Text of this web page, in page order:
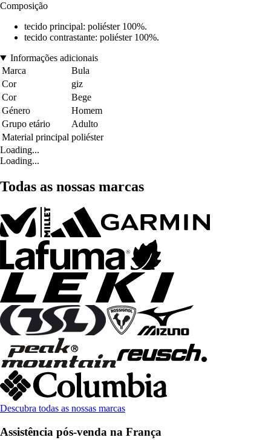
Composição
tecido principal: poliéster 100%.
tecido contrastante: poliéster 100%.
Informações adicionais
Marca
Bula
Cor
giz
Cor
Bege
Género
Homem
Grupo etário
Adulto
Material principal poliéster
Loading...
Loading...
Todas as nossas marcas
Descubra todas as nossas marcas
Assistência pós-venda na França